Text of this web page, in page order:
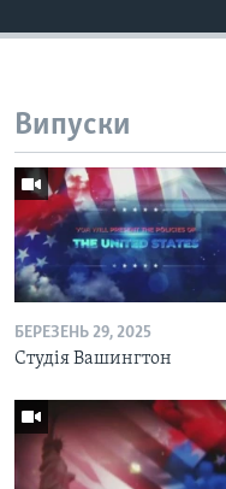
Випуски
БЕРЕЗЕНЬ 29, 2025
Студія Вашингтон